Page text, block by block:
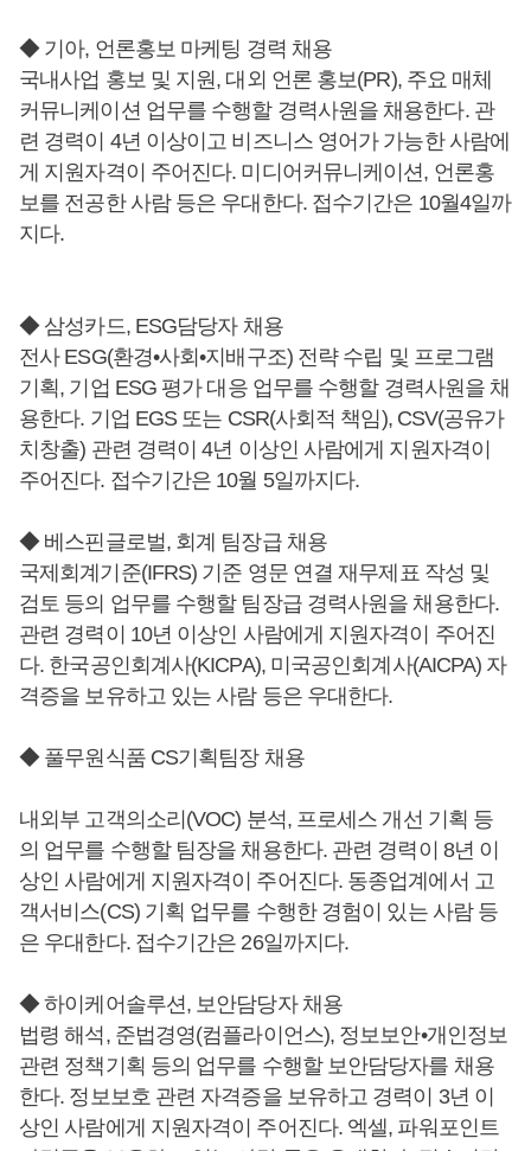
◆ 기아, 언론홍보 마케팅 경력 채용
국내사업 홍보 및 지원, 대외 언론 홍보(PR), 주요 매체
커뮤니케이션 업무를 수행할 경력사원을 채용한다. 관
련 경력이 4년 이상이고 비즈니스 영어가 가능한 사람에
게 지원자격이 주어진다. 미디어커뮤니케이션, 언론홍
보를 전공한 사람 등은 우대한다. 접수기간은 10월4일까
지다.
◆ 삼성카드, ESG담당자 채용
전사 ESG(환경•사회•지배구조) 전략 수립 및 프로그램
기획, 기업 ESG 평가 대응 업무를 수행할 경력사원을 채
용한다. 기업 EGS 또는 CSR(사회적 책임), CSV(공유가
치창출) 관련 경력이 4년 이상인 사람에게 지원자격이
주어진다. 접수기간은 10월 5일까지다.
◆ 베스핀글로벌, 회계 팀장급 채용
국제회계기준(IFRS) 기준 영문 연결 재무제표 작성 및
검토 등의 업무를 수행할 팀장급 경력사원을 채용한다.
관련 경력이 10년 이상인 사람에게 지원자격이 주어진
다. 한국공인회계사(KICPA), 미국공인회계사(AICPA) 자
격증을 보유하고 있는 사람 등은 우대한다.
◆ 풀무원식품 CS기획팀장 채용
내외부 고객의소리(VOC) 분석, 프로세스 개선 기획 등
의 업무를 수행할 팀장을 채용한다. 관련 경력이 8년 이
상인 사람에게 지원자격이 주어진다. 동종업계에서 고
객서비스(CS) 기획 업무를 수행한 경험이 있는 사람 등
은 우대한다. 접수기간은 26일까지다.
◆ 하이케어솔루션, 보안담당자 채용
법령 해석, 준법경영(컴플라이언스), 정보보안•개인정보
관련 정책기획 등의 업무를 수행할 보안담당자를 채용
한다. 정보보호 관련 자격증을 보유하고 경력이 3년 이
상인 사람에게 지원자격이 주어진다. 엑셀, 파워포인트